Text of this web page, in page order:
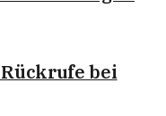
bei